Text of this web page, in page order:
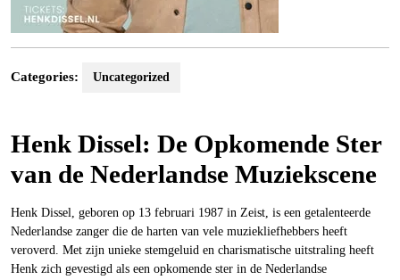
Categories: Uncategorized
Henk Dissel: De Opkomende Ster
van de Nederlandse Muziekscene
Henk Dissel, geboren op 13 februari 1987 in Zeist, is een getalenteerde
Nederlandse zanger die de harten van vele muziekliefhebbers heeft
veroverd. Met zijn unieke stemgeluid en charismatische uitstraling heeft
Henk zich gevestigd als een opkomende ster in de Nederlandse